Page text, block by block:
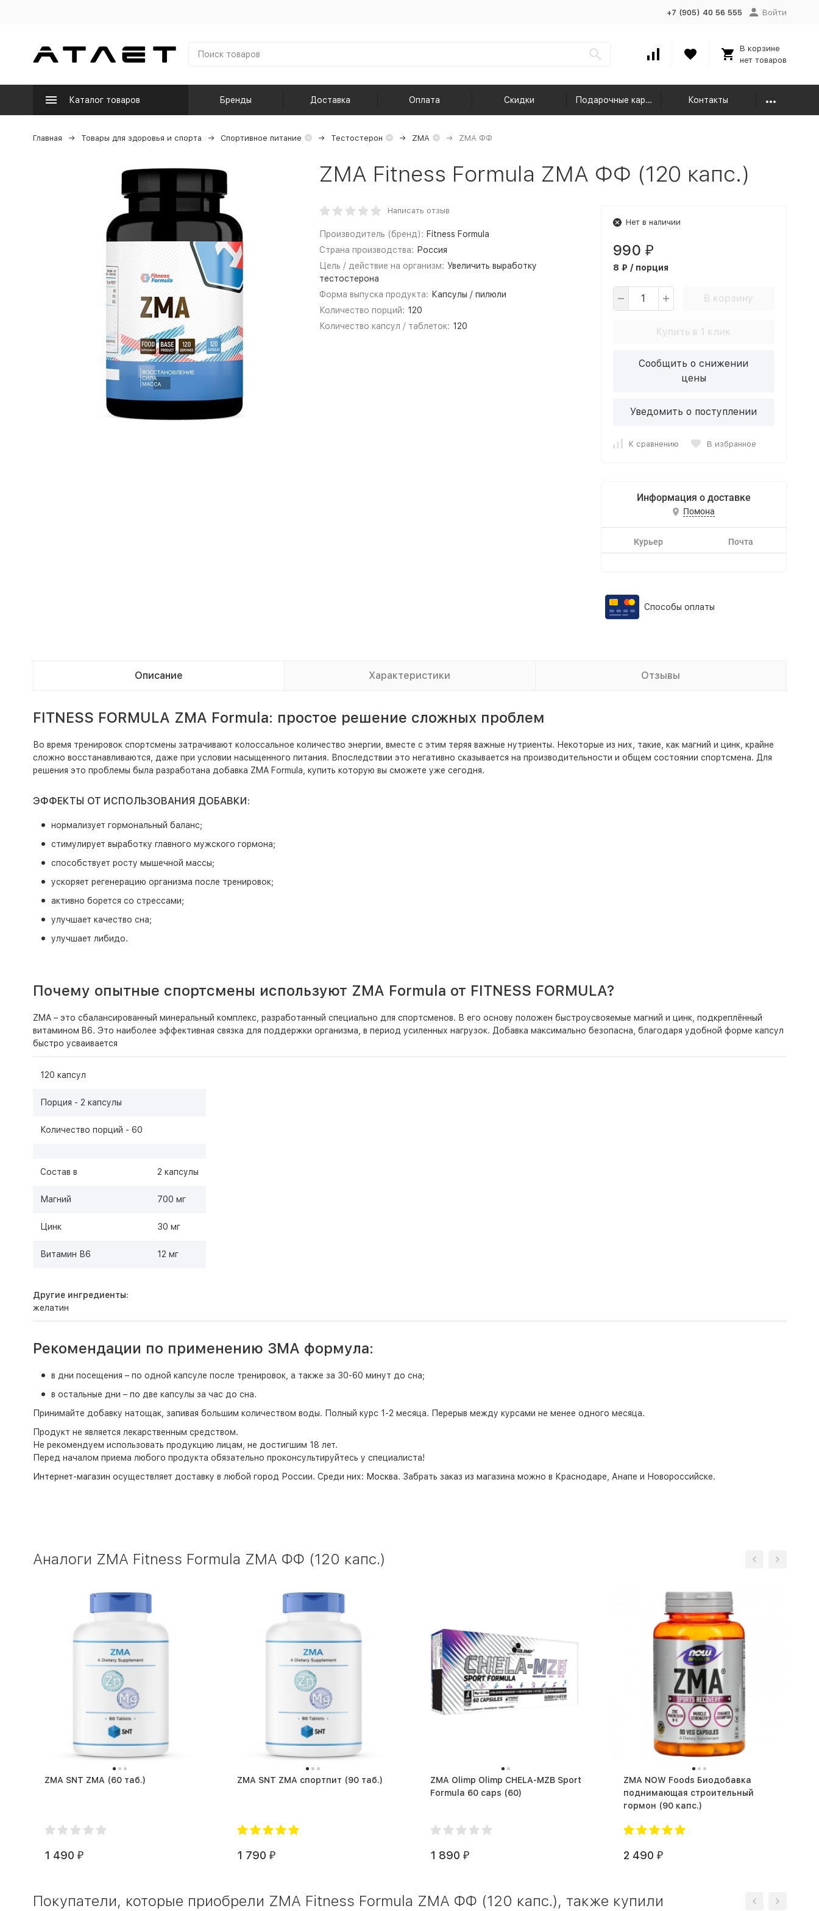
+7 (905) 40 56 555 Войти
В корзине
нет товаров
Каталог товаров Бренды Доставка Оплата Скидки Подарочные карты Контакты
Главная Товары для здоровья и спорта Спортивное питание Тестостерон ZMA ZMA ФФ
ZMA Fitness Formula ZMA ФФ (120 капс.)
Написать отзыв
Производитель (бренд): Fitness Formula
Страна производства: Россия
Цель / действие на организм: Увеличить выработку
тестостерона
Форма выпуска продукта: Капсулы / пилюли
Количество порций: 120
Количество капсул / таблеток: 120
Нет в наличии
990 ₽
8 ₽ / порция
В корзину
Купить в 1 клик
Сообщить о снижении
цены
Уведомить о поступлении
К сравнению В избранное
Информация о доставке
Помона
Курьер Почта
Способы оплаты
Описание Характеристики Отзывы
FITNESS FORMULA ZMA Formula: простое решение сложных проблем
Во время тренировок спортсмены затрачивают колоссальное количество энергии, вместе с этим теряя важные нутриенты. Некоторые из них, такие, как магний и цинк, крайне
сложно восстанавливаются, даже при условии насыщенного питания. Впоследствии это негативно сказывается на производительности и общем состоянии спортсмена. Для
решения это проблемы была разработана добавка ZMA Formula, купить которую вы сможете уже сегодня.
ЭФФЕКТЫ ОТ ИСПОЛЬЗОВАНИЯ ДОБАВКИ:
нормализует гормональный баланс;
стимулирует выработку главного мужского гормона;
способствует росту мышечной массы;
ускоряет регенерацию организма после тренировок;
активно борется со стрессами;
улучшает качество сна;
улучшает либидо.
Почему опытные спортсмены используют ZMA Formula от FITNESS FORMULA?
ZMA – это сбалансированный минеральный комплекс, разработанный специально для спортсменов. В его основу положен быстроусвояемые магний и цинк, подкреплённый
витамином B6. Это наиболее эффективная связка для поддержки организма, в период усиленных нагрузок. Добавка максимально безопасна, благодаря удобной форме капсул
быстро усваивается
120 капсул
Порция - 2 капсулы
Количество порций - 60
Состав в 2 капсулы
Магний 700 мг
Цинк 30 мг
Витамин В6 12 мг
Другие ингредиенты:
желатин
Рекомендации по применению ЗМА формула:
в дни посещения – по одной капсуле после тренировок, а также за 30-60 минут до сна;
в остальные дни – по две капсулы за час до сна.
Принимайте добавку натощак, запивая большим количеством воды. Полный курс 1-2 месяца. Перерыв между курсами не менее одного месяца.
Продукт не является лекарственным средством.
Не рекомендуем использовать продукцию лицам, не достигшим 18 лет.
Перед началом приема любого продукта обязательно проконсультируйтесь у специалиста!
Интернет-магазин осуществляет доставку в любой город России. Среди них: Москва. Забрать заказ из магазина можно в Краснодаре, Анапе и Новороссийске.
Аналоги ZMA Fitness Formula ZMA ФФ (120 капс.)
ZMA SNT ZMA (60 таб.)
1 490 ₽
ZMA SNT ZMA спортпит (90 таб.)
1 790 ₽
ZMA Olimp Olimp CHELA-MZB Sport
Formula 60 caps (60)
1 890 ₽
ZMA NOW Foods Биодобавка
поднимающая строительный
гормон (90 капс.)
2 490 ₽
Покупатели, которые приобрели ZMA Fitness Formula ZMA ФФ (120 капс.), также купили